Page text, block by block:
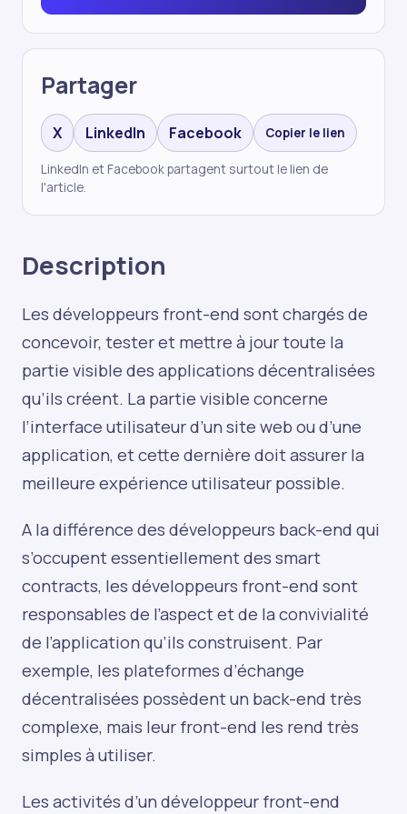
Partager
X LinkedIn Facebook Copier le lien
LinkedIn et Facebook partagent surtout le lien de
l'article.
Description
Les développeurs front-end sont chargés de
concevoir, tester et mettre à jour toute la
partie visible des applications décentralisées
qu’ils créent. La partie visible concerne
l’interface utilisateur d’un site web ou d’une
application, et cette dernière doit assurer la
meilleure expérience utilisateur possible.
A la différence des développeurs back-end qui
s’occupent essentiellement des smart
contracts, les développeurs front-end sont
responsables de l’aspect et de la convivialité
de l’application qu’ils construisent. Par
exemple, les plateformes d’échange
décentralisées possèdent un back-end très
complexe, mais leur front-end les rend très
simples à utiliser.
Les activités d’un développeur front-end